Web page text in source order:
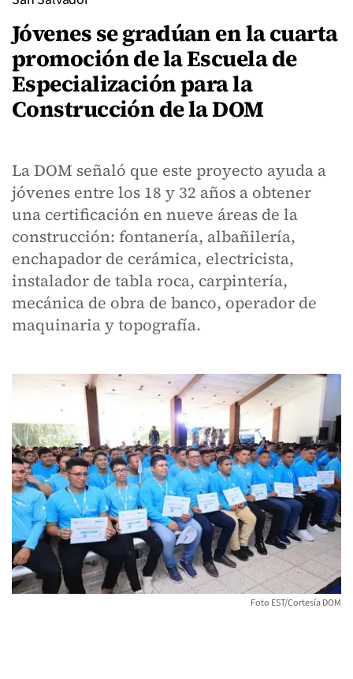
Jóvenes se gradúan en la cuarta
promoción de la Escuela de
Especialización para la
Construcción de la DOM
La DOM señaló que este proyecto ayuda a
jóvenes entre los 18 y 32 años a obtener
una certificación en nueve áreas de la
construcción: fontanería, albañilería,
enchapador de cerámica, electricista,
instalador de tabla roca, carpintería,
mecánica de obra de banco, operador de
maquinaria y topografía.
Foto EST/Cortesía DOM